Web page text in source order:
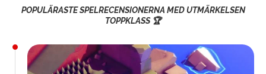
POPULÄRASTE SPELRECENSIONERNA MED UTMÄRKELSEN
TOPPKLASS 🏆